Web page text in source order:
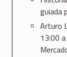
guiada
Arturo
13:00